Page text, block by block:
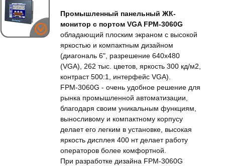
Промышленный панельный ЖК-
монитор с портом VGA FPM-3060G
обладающий плоским экраном с высокой
яркостью и компактным дизайном
(диагональ 6", разрешение 640x480
(VGA), 262 тыс. цветов, яркость 300 кд/м2,
контраст 500:1, интерфейс VGA).
FPM-3060G - очень удобное решение для
рынка промышленной автоматизации,
благодаря своим уникальным функциям,
выносливому и компактному корпусу
делает его легким в установке, высокая
яркость дисплея 400 нт делает работу
операторов более комфортной.
При разработке дизайна FPM-3060G